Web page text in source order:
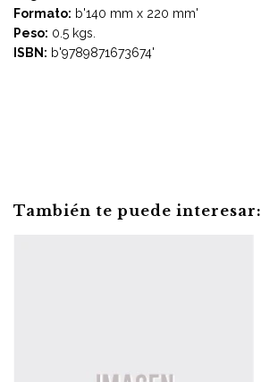
Formato: b'140 mm x 220 mm'
Peso: 0.5 kgs.
ISBN: b'9789871673674'
También te puede interesar: